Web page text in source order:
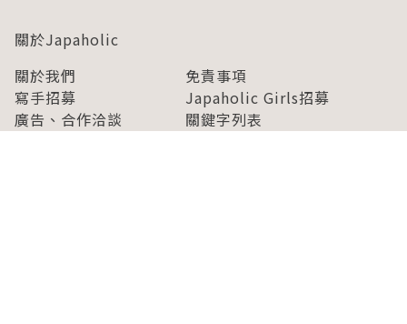
關於Japaholic
關於我們
免責事項
寫手招募
Japaholic Girls招募
廣告、合作洽談
關鍵字列表